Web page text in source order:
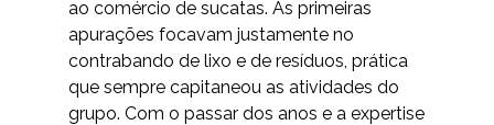
ao comércio de sucatas. As primeiras
apurações focavam justamente no
contrabando de lixo e de resíduos, prática
que sempre capitaneou as atividades do
grupo. Com o passar dos anos e a expertise